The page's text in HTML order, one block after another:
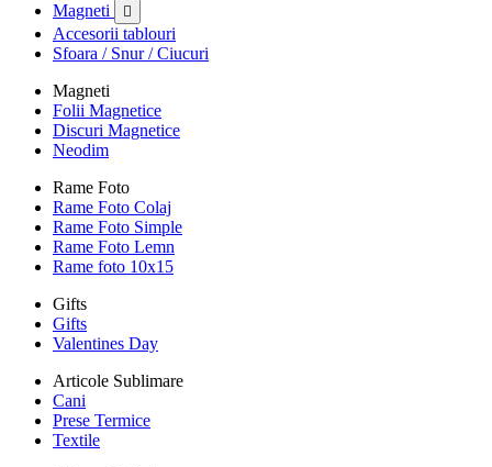
Magneti

Accesorii tablouri
Sfoara / Snur / Ciucuri
Magneti
Folii Magnetice
Discuri Magnetice
Neodim
Rame Foto
Rame Foto Colaj
Rame Foto Simple
Rame Foto Lemn
Rame foto 10x15
Gifts
Gifts
Valentines Day
Articole Sublimare
Cani
Prese Termice
Textile